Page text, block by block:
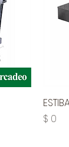
Precio
$ 0